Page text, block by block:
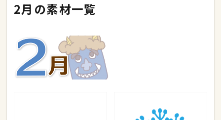
2月の素材一覧